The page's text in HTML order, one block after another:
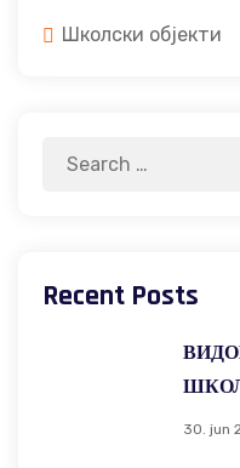
Школски објекти
Search
Recent Posts
30. jun